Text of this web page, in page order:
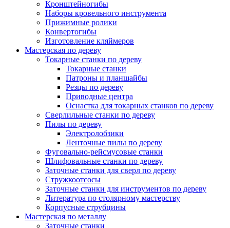
Кронштейногибы
Наборы кровельного инструмента
Прижимные ролики
Конвертогибы
Изготовление кляймеров
Мастерская по дереву
Токарные станки по дереву
Токарные станки
Патроны и планшайбы
Резцы по дереву
Приводные центра
Оснастка для токарных станков по дереву
Сверлильные станки по дереву
Пилы по дереву
Электролобзики
Ленточные пилы по дереву
Фуговально-рейсмусовые станки
Шлифовальные станки по дереву
Заточные станки для сверл по дереву
Стружкоотсосы
Заточные станки для инструментов по дереву
Литература по столярному мастерству
Корпусные струбцины
Мастерская по металлу
Заточные станки